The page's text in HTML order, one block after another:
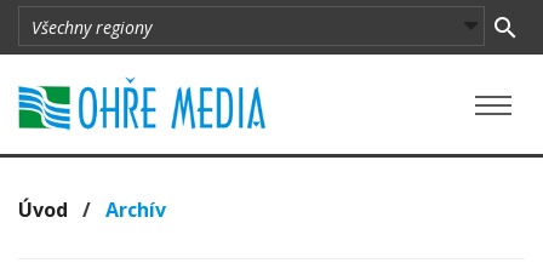
Úvod / Archív